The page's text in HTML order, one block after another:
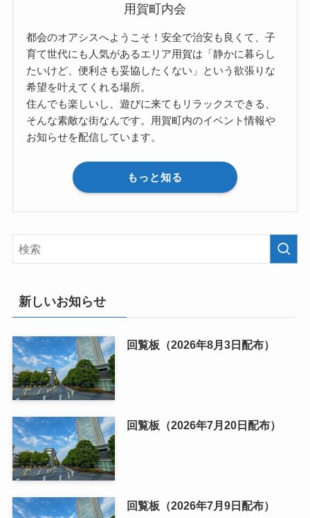
用賀町内会
都会のオアシスへようこそ！安全で治安も良くて、子
育て世代にも人気があるエリア用賀は「静かに暮らし
たいけど、便利さも妥協したくない」という欲張りな
希望を叶えてくれる場所。
住んでも楽しいし、遊びに来てもリラックスできる、
そんな素敵な街なんです。用賀町内のイベント情報や
お知らせを配信しています。
もっと知る
新しいお知らせ
回覧板（2026年8月3日配布）
回覧板（2026年7月20日配布）
回覧板（2026年7月9日配布）